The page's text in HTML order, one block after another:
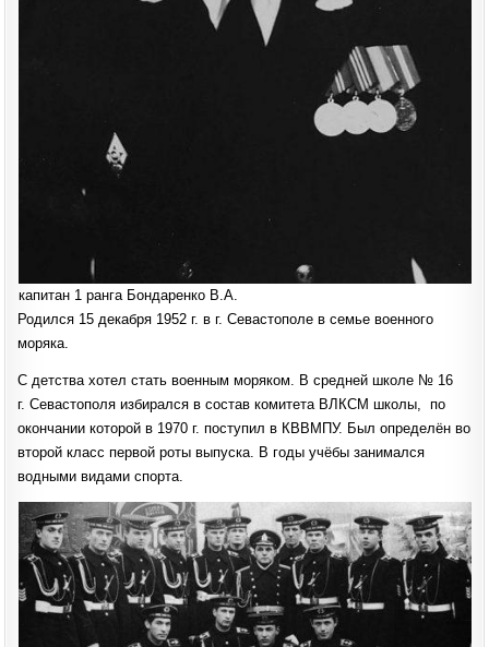
капитан 1 ранга Бондаренко В.А.
Родился 15 декабря 1952 г. в г. Севастополе в семье военного
моряка.
С детства хотел стать военным моряком. В средней школе № 16
г. Севастополя избирался в состав комитета ВЛКСМ школы, по
окончании которой в 1970 г. поступил в КВВМПУ. Был определён во
второй класс первой роты выпуска. В годы учёбы занимался
водными видами спорта.